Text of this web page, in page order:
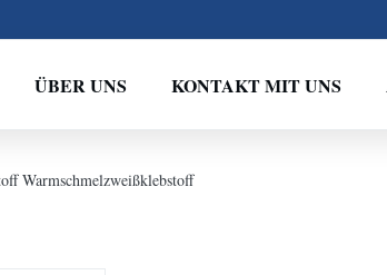
ÜBER UNS KONTAKT MIT UNS
Warmschmelzweißklebstoff